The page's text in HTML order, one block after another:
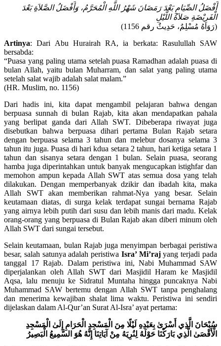
أَفْضَلُ الصِّيَامِ بَعْدَ رَمَضَانَ شَهْرُ اللَّهِ الْمُحَرَّمُ، وَأَفْضَلُ الصَّلاَةِ بَعْدَ
الْفَرِيْضَةِ صَلاَةُ اللَّيْلِ
(رَوَاهُ مُسْلِمٌ، حَدِيثٌ رقم 1156)
Artinya: Dari Abu Hurairah RA, ia berkata: Rasulullah SAW
bersabda:
“Puasa yang paling utama setelah puasa Ramadhan adalah puasa di
bulan Allah, yaitu bulan Muharram, dan salat yang paling utama
setelah salat wajib adalah salat malam.”
(HR. Muslim, no. 1156)
Dari hadis ini, kita dapat mengambil pelajaran bahwa dengan
berpuasa sunnah di bulan Rajab, kita akan mendapatkan pahala
yang berlipat ganda dari Allah SWT. Dibeberapa riwayat juga
disebutkan bahwa berpuasa dihari pertama Bulan Rajab setara
dengan berpuasa selama 3 tahun dan melebur dosanya selama 3
tahun itu juga. Puasa di hari kdua setara 2 tahun, hari ketiga setara 1
tahun dan sisanya setara dengan 1 bulan. Selain puasa, seorang
hamba juga diperintahkan untuk banyak mengucapkan istighfar dan
memohon ampun kepada Allah SWT atas semua dosa yang telah
dilakukan. Dengan memperbanyak dzikir dan ibadah kita, maka
Allah SWT akan memberikan rahmat-Nya yang besar. Selain
keutamaan diatas, di surga kelak terdapat sungai bernama Rajab
yang airnya lebih putih dari susu dan lebih manis dari madu. Kelak
orang-orang yang berpuasa di Bulan Rajab akan diberi minum oleh
Allah SWT dari sungai tersebut.
Selain keutamaan, bulan Rajab juga menyimpan berbagai peristiwa
besar, salah satunya adalah peristiwa Isra’ Mi’rajyang terjadi pada
tanggal 17 Rajab. Dalam peristiwa ini, Nabi Muhammad SAW
diperjalankan oleh Allah SWT dari Masjidil Haram ke Masjidil
Aqsa, lalu menuju ke Sidratul Muntaha hingga puncaknya Nabi
Muhammad SAW bertemu dengan Allah SWT tanpa penghalang
dan menerima kewajiban shalat lima waktu. Peristiwa ini sendiri
dijelaskan dalam Al-Qur’an Surat Al-Isra’ ayat pertama:
سُبْحَانَ الَّذِي أَسْرَىٰ بِعَبْدِهِ لَيْلًا مِنَ الْمَسْجِدِ الْحَرَامِ إِلَىٰ الْمَسْجِدِ
الْأَقْصَىٰ الَّذِي بَارَكْنَا حَوْلَهُ لِنُرِيَهُ مِنْ آيَاتِنَا إِنَّهُ هُوَ السَّمِيعُ الْبَصِيرُ